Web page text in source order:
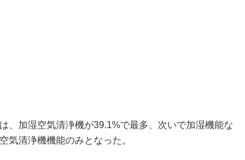
、加湿空気清浄機が39.1%で最多、次いで加湿機能な
気清浄機機能のみとなった。